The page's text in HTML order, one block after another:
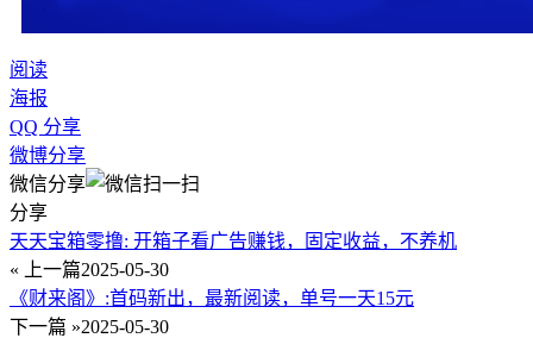
阅读
海报
QQ 分享
微博分享
微信分享
分享
天天宝箱零撸: 开箱子看广告赚钱，固定收益，不养机
« 上一篇2025-05-30
《财来阁》:首码新出，最新阅读，单号一天15元
下一篇 »2025-05-30